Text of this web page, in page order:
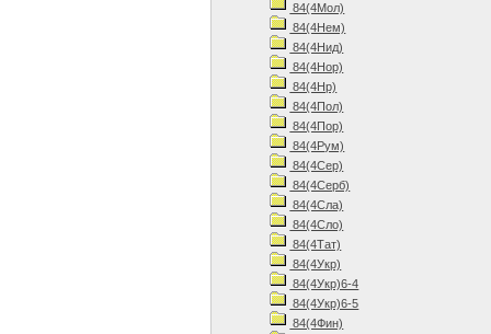
84(4Мол)
84(4Нем)
84(4Нид)
84(4Нор)
84(4Нр)
84(4Пол)
84(4Пор)
84(4Рум)
84(4Сер)
84(4Серб)
84(4Сла)
84(4Сло)
84(4Тат)
84(4Укр)
84(4Укр)6-4
84(4Укр)6-5
84(4Фин)